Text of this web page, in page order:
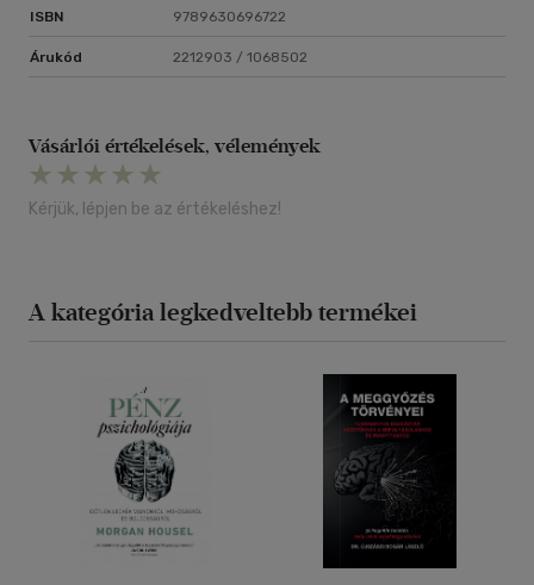
ISBN 9789630696722
Árukód 2212903 / 1068502
Vásárlói értékelések, vélemények
Kérjük, lépjen be az értékeléshez!
A kategória legkedveltebb termékei